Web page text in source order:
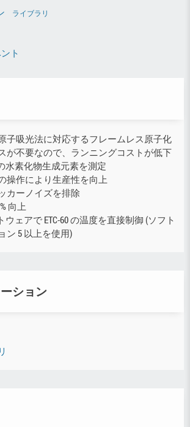
ライブラリ
ト
子吸光法に対応するフレームレス原子化
が不要なので、ランニングコストが低下
水素化物生成元素を測定
操作により生産性を向上
カーノイズを排除
向上
ウェアで ETC-60 の温度を直接制御 (ソフト
ン 5 以上を使用)
ション